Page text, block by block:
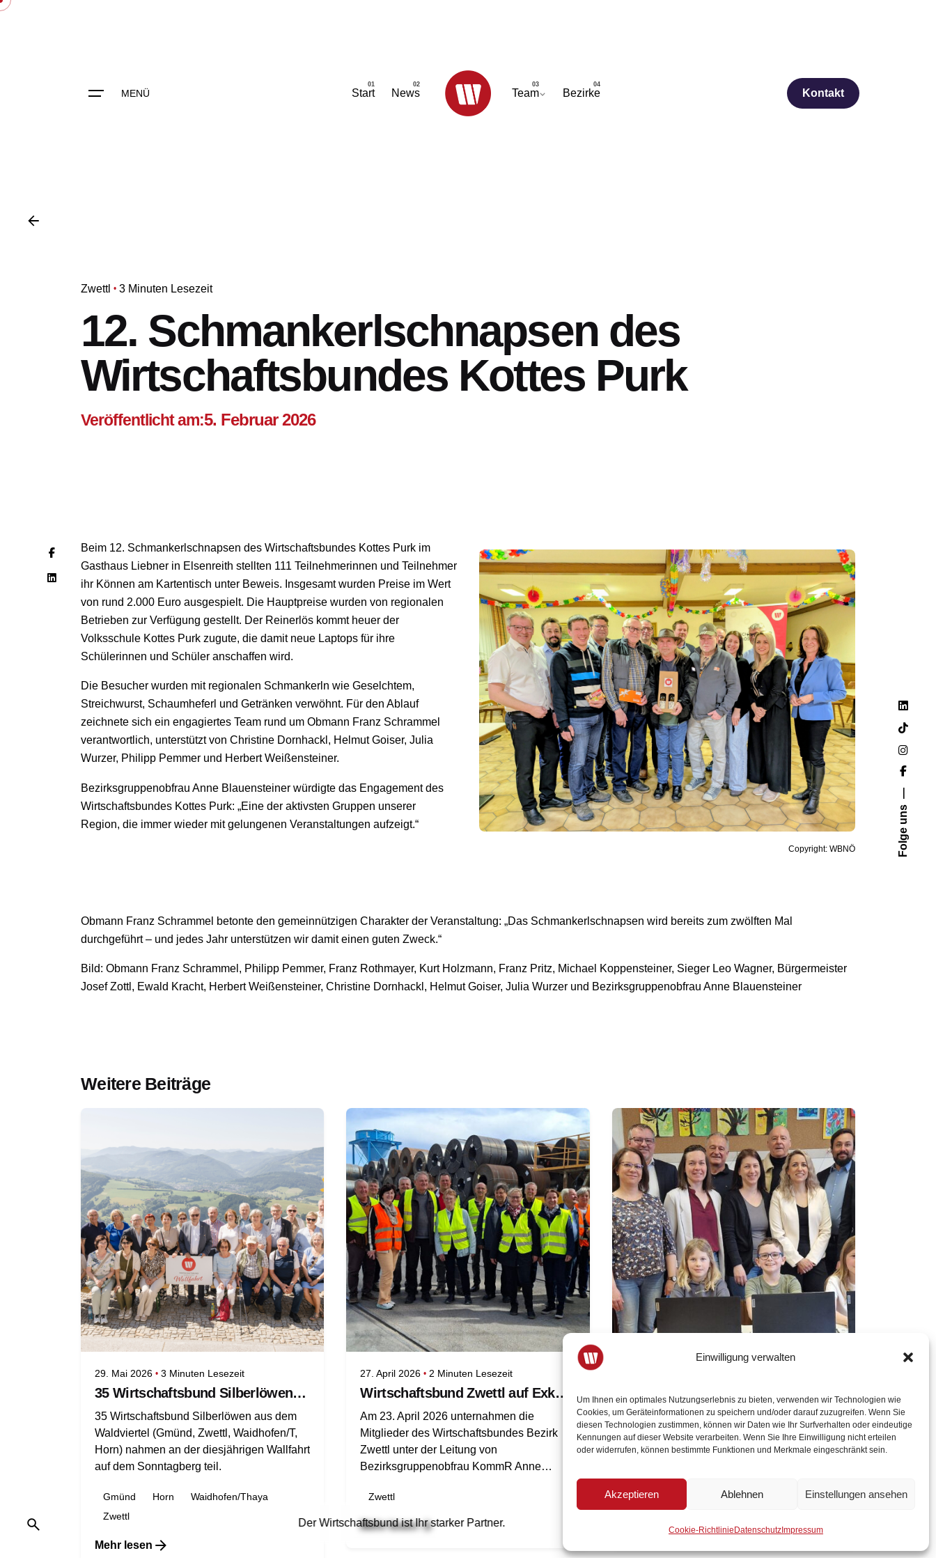
Einwilligung verwalten
Um Ihnen ein optimales Nutzungserlebnis zu bieten, verwenden wir Technologien wie
Cookies, um Geräteinformationen zu speichern und/oder darauf zuzugreifen. Wenn Sie
diesen Technologien zustimmen, können wir Daten wie Ihr Surfverhalten oder eindeutige
Kennungen auf dieser Website verarbeiten. Wenn Sie Ihre Einwilligung nicht erteilen
oder widerrufen, können bestimmte Funktionen und Merkmale eingeschränkt sein.
Akzeptieren Ablehnen Einstellungen ansehen
Cookie-Richtlinie DatenschutzImpressum
Folge uns
Skip
MENÜ Start News Team Bezirke Kontakt
Zwettl 3 Minuten Lesezeit
12. Schmankerlschnapsen des
Wirtschaftsbundes Kottes Purk
Veröffentlicht am:5. Februar 2026
Beim 12. Schmankerlschnapsen des Wirtschaftsbundes Kottes Purk im
Gasthaus Liebner in Elsenreith stellten 111 Teilnehmerinnen und Teilnehmer
ihr Können am Kartentisch unter Beweis. Insgesamt wurden Preise im Wert
von rund 2.000 Euro ausgespielt. Die Hauptpreise wurden von regionalen
Betrieben zur Verfügung gestellt. Der Reinerlös kommt heuer der
Volksschule Kottes Purk zugute, die damit neue Laptops für ihre
Schülerinnen und Schüler anschaffen wird.
Die Besucher wurden mit regionalen Schmankerln wie Geselchtem,
Streichwurst, Schaumheferl und Getränken verwöhnt. Für den Ablauf
zeichnete sich ein engagiertes Team rund um Obmann Franz Schrammel
verantwortlich, unterstützt von Christine Dornhackl, Helmut Goiser, Julia
Wurzer, Philipp Pemmer und Herbert Weißensteiner.
Bezirksgruppenobfrau Anne Blauensteiner würdigte das Engagement des
Wirtschaftsbundes Kottes Purk: „Eine der aktivsten Gruppen unserer
Region, die immer wieder mit gelungenen Veranstaltungen aufzeigt.“
Copyright: WBNÖ
Obmann Franz Schrammel betonte den gemeinnützigen Charakter der Veranstaltung: „Das Schmankerlschnapsen wird bereits zum zwölften Mal
durchgeführt – und jedes Jahr unterstützen wir damit einen guten Zweck.“
Bild: Obmann Franz Schrammel, Philipp Pemmer, Franz Rothmayer, Kurt Holzmann, Franz Pritz, Michael Koppensteiner, Sieger Leo Wagner, Bürgermeister
Josef Zottl, Ewald Kracht, Herbert Weißensteiner, Christine Dornhackl, Helmut Goiser, Julia Wurzer und Bezirksgruppenobfrau Anne Blauensteiner
Nächster Beitrag
Schmankerlschnapsen
Weitere Beiträge
29. Mai 2026 3 Minuten Lesezeit
35 Wirtschaftsbund Silberlöwen aus dem Waldviertel bei gemeinsamer Wallfahrt auf dem Sonntagberg
35 Wirtschaftsbund Silberlöwen aus dem
Waldviertel (Gmünd, Zwettl, Waidhofen/T,
Horn) nahmen an der diesjährigen Wallfahrt
auf dem Sonntagberg teil.
Gmünd Horn
Waidhofen/Thaya
Zwettl
Mehr lesen
27. April 2026 2 Minuten Lesezeit
Wirtschaftsbund Zwettl auf Exkursion nach Tulln und Krems
Am 23. April 2026 unternahmen die
Mitglieder des Wirtschaftsbundes Bezirk
Zwettl unter der Leitung von
Bezirksgruppenobfrau KommR Anne
Teilbezirksgruppenobmann Christian
Pichelbauer einen Ausflug zu zwei
besonderen Wirtschafts- und
Infrastrukturstandorten Niederösterreichs.
Zwettl
Mehr lesen
Wirtschaftsbund Kottes-Purk spendet Laptops für die Volksschule Kottes-Purk
Der Reinerlös vom Schmankerlschnapsen
des Wirtschaftsbunds Kottes-Purk wird
jedes Jahr einem Verein oder einer
Jahr wurden Laptops für die Volksschule
Kottes-Purk angekauft.
Zwettl
Mehr lesen
Der Wirtschaftsbund ist Ihr starker Partner.